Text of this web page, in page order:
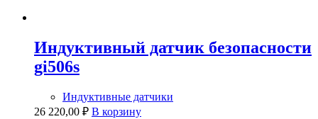
Индуктивный датчик безопасности
gi506s
Индуктивные датчики
26 220,00 ₽ В корзину